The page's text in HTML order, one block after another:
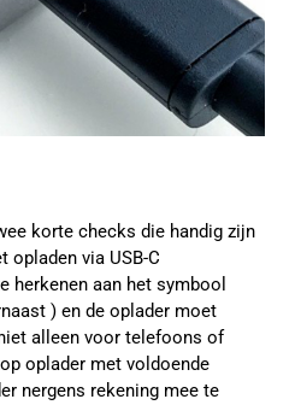
korte checks die handig zijn
opladen via USB-C
herkenen aan het symbool
) en de oplader moet
alleen voor telefoons of
oplader met voldoende
nergens rekening mee te